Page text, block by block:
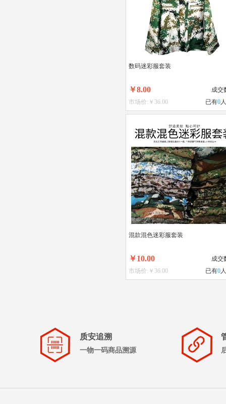
数码迷彩服套装
￥8.00
成交
市场价:￥36.00
已有0
混款混色迷彩服套装
￥10.00
成交
市场价:￥36.00
已有0
质安追溯
一物一码商品溯源